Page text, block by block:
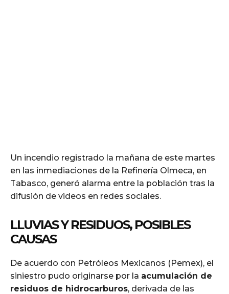
Un incendio registrado la mañana de este martes
en las inmediaciones de la Refinería Olmeca, en
Tabasco, generó alarma entre la población tras la
difusión de videos en redes sociales.
LLUVIAS Y RESIDUOS, POSIBLES
CAUSAS
De acuerdo con Petróleos Mexicanos (Pemex), el
siniestro pudo originarse por la acumulación de
residuos de hidrocarburos, derivada de las